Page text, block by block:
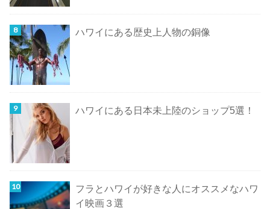
ハワイにある歴史上人物の銅像
ハワイにある日本未上陸のショップ5選！
フラとハワイが好きな人にオススメなハワ
イ映画３選